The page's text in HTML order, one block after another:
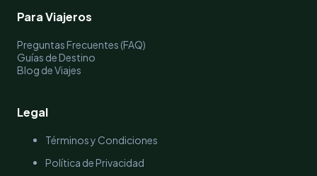
Para Viajeros
Preguntas Frecuentes (FAQ)
Guías de Destino
Blog de Viajes
Legal
Términos y Condiciones
Política de Privacidad